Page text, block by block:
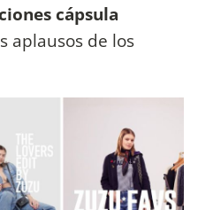
cápsula
aplausos de los